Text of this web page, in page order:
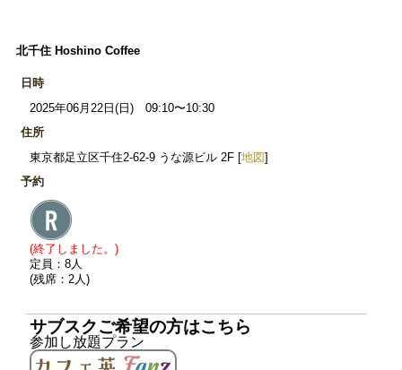
北千住 Hoshino Coffee
日時
2025年06月22日(日) 09:10〜10:30
住所
東京都足立区千住2-62-9 うな源ビル 2F [地図]
予約
(終了しました。)
定員：8人
(残席：2人)
サブスクご希望の方はこちら
参加し放題プラン